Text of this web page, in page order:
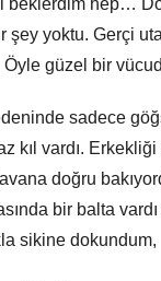
şey yoktu. Gerçi
güzel bir
sadece
kıl vardı. Erkekliği
doğru
bir balta
sikine dokundum,